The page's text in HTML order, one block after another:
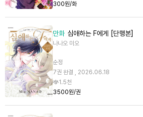
300원/화
만화 심애하는 F에게 [단행본]
나나오 미오
순정
7권 완결 , 2026.06.18
1.5천
3500원/권